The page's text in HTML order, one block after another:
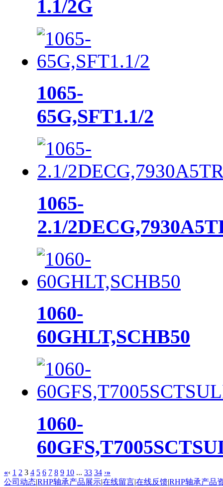
1.1/2G
1065-
65G,SFT1.1/2
1065-
2.1/
1060-
60GHLT,SCHB50
1060-
«‹ 1 2 3 4 5 6 7 8 9 10 ... 33 34 ›»
公司动态|RHP轴承产品展示|在线留言|在线反馈|RHP轴承产品